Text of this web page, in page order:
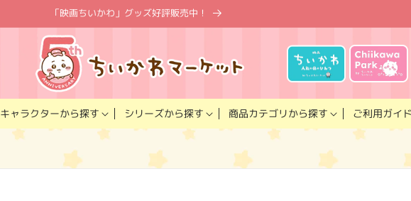
「映画ちいかわ」グッズ好評販売中！
キャラクターから探す シリーズから探す 商品カテゴリから探す ご利用ガイド